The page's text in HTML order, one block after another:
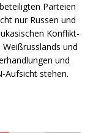
Parteien
nur Russen und
Konflikt-
und
und
Aufsicht stehen.